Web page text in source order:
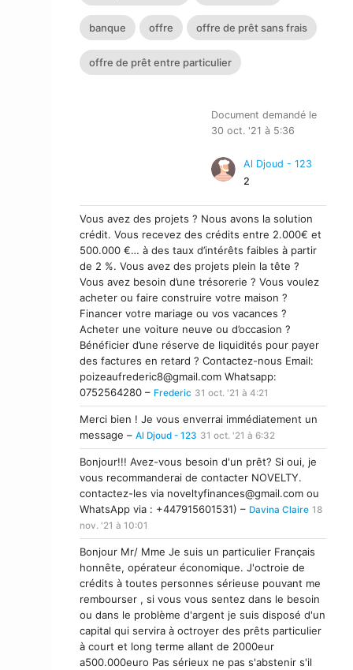
banque offre offre de prêt sans frais
offre de prêt entre particulier
Document demandé le
30 oct. '21 à 5:36
Al Djoud - 123
2
Vous avez des projets ? Nous avons la solution
crédit. Vous recevez des crédits entre 2.000€ et
500.000 €… à des taux d’intérêts faibles à partir
de 2 %. Vous avez des projets plein la tête ?
Vous avez besoin d’une trésorerie ? Vous voulez
acheter ou faire construire votre maison ?
Financer votre mariage ou vos vacances ?
Acheter une voiture neuve ou d’occasion ?
Bénéficier d’une réserve de liquidités pour payer
des factures en retard ? Contactez-nous Email:
poizeaufrederic8@gmail.comWhatsapp:
0752564280 – Frederic 31 oct. '21 à 4:21
Merci bien ! Je vous enverrai immédiatement un
message – Al Djoud - 123 31 oct. '21 à 6:32
Bonjour!!! Avez-vous besoin d'un prêt? Si oui, je
vous recommanderai de contacter NOVELTY.
contactez-les via noveltyfinances@gmail.comou
WhatsApp via : +447915601531) – Davina Claire 18
nov. '21 à 10:01
Bonjour Mr/ Mme Je suis un particulier Français
honnête, opérateur économique. J'octroie de
crédits à toutes personnes sérieuse pouvant me
rembourser , si vous vous sentez dans le besoin
ou dans le problème d'argent je suis disposé d'un
capital qui servira à octroyer des prêts particulier
à court et long terme allant de 2000eur
a500.000euro Pas sérieux ne pas s'abstenir s'il